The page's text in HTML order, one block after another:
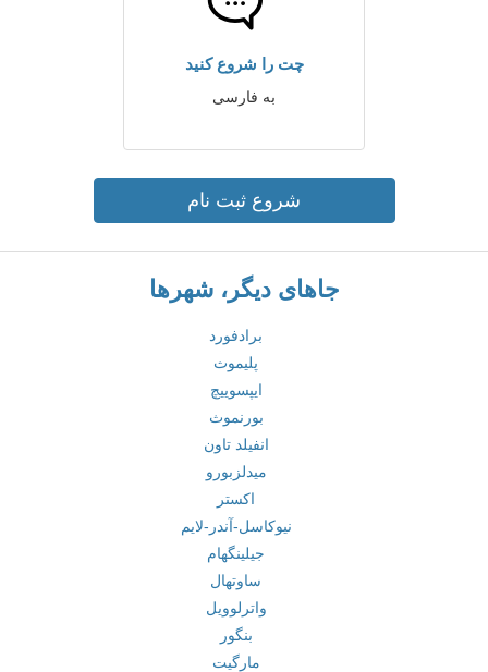
چت را شروع کنید
به فارسی
شروع ثبت نام
جاهای دیگر، شهرها
برادفورد
پلیموث
ایپسوییچ
بورنموث
انفیلد تاون
میدلزبورو
اکستر
نیوکاسل-آندر-لایم
جیلینگهام
ساوتهال
واترلوویل
بنگور
مارگیت